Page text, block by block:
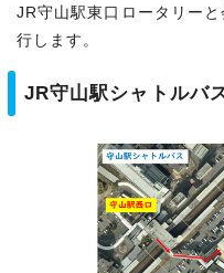
JR守山駅東口ロータリー
行します。
JR守山駅シャトルバ